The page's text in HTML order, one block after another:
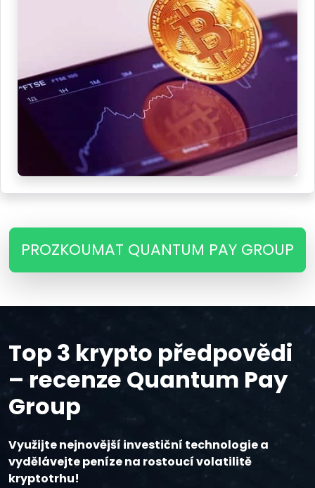
PROZKOUMAT QUANTUM PAY GROUP
Top 3 krypto předpovědi
– recenze Quantum Pay
Group
Využijte nejnovější investiční technologie a
vydělávejte peníze na rostoucí volatilitě
kryptotrhu!